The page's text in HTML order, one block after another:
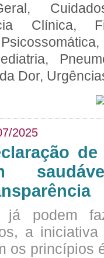
Clínica,
Dor,
2025
já podem
a
os princípios